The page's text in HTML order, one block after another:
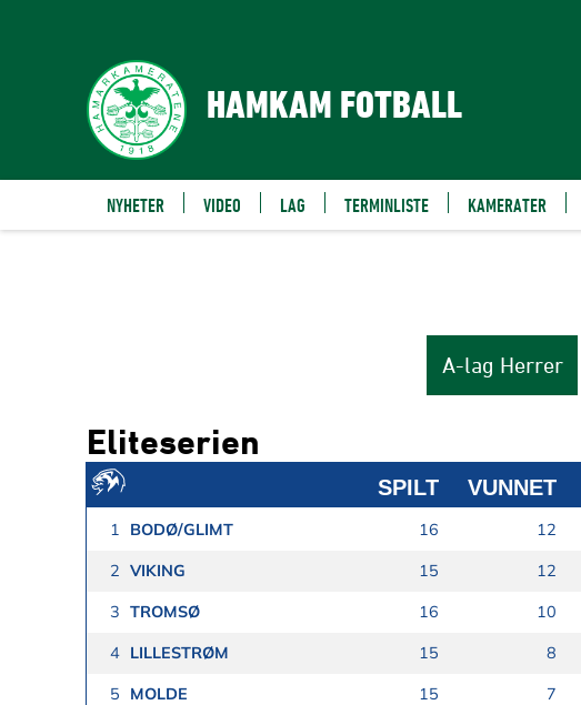
HAMKAM FOTBALL
NYHETER VIDEO LAG TERMINLISTE KAMERATER
A-lag Herrer
Eliteserien
SPILT VUNNET
1 BODØ/GLIMT 16 12
2 VIKING 15 12
3 TROMSØ 16 10
4 LILLESTRØM 15 8
5 MOLDE 15 7